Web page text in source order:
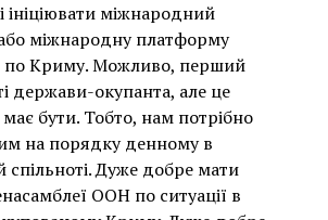
міжнародний
міжнародну платформу
по Криму. Можливо, перший
держави-окупанта, але це
має бути. Тобто, нам потрібно
на порядку денному в
спільноті. Дуже добре мати
ООН по ситуації в